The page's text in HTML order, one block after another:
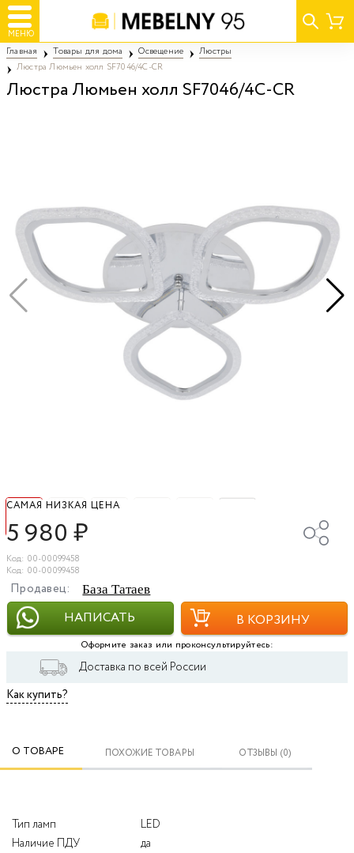
МЕНЮ
Главная Товары для дома Освещение
Люстры
Люстра Люмьен холл SF7046/4C-CR
Люстра Люмьен холл SF7046/4C-CR
САМАЯ НИЗКАЯ ЦЕНА
5 980₽
Код: 00-00099458
Код: 00-00099458
Продавец: База Татаев
НАПИСАТЬ В КОРЗИНУ
Оформите заказ или проконсультируйтесь:
Доставка по всей России
Как купить?
О ТОВАРЕ ПОХОЖИЕ ТОВАРЫ ОТЗЫВЫ (0)
Тип ламп
LED
Наличие ПДУ
да